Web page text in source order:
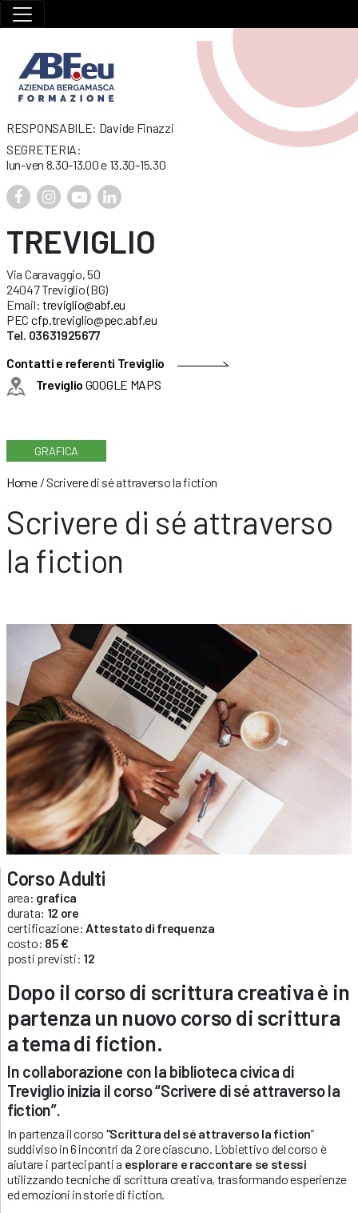
RESPONSABILE: Davide Finazzi
SEGRETERIA:
lun-ven 8.30-13.00 e 13.30-15.30
TREVIGLIO
Via Caravaggio, 50
24047 Treviglio (BG)
Email: treviglio@abf.eu
PEC cfp.treviglio@pec.abf.eu
Tel. 03631925677
Contatti e referenti Treviglio
Treviglio GOOGLE MAPS
GRAFICA
Home/ Scrivere di sé attraverso la fiction
Scrivere di sé attraverso
la fiction
Corso Adulti
area: grafica
durata: 12 ore
certificazione: Attestato di frequenza
costo: 85 €
posti previsti: 12
Dopo il corso di scrittura creativa è in
partenza un nuovo corso di scrittura
a tema di fiction.
In collaborazione con la biblioteca civica di
Treviglio inizia il corso “Scrivere di sé attraverso la
fiction”.
In partenza il corso “Scrittura del sé attraverso la fiction”
suddiviso in 6 incontri da 2 ore ciascuno. L’obiettivo del corso è
aiutare i partecipanti a esplorare e raccontare se stessi
utilizzando tecniche di scrittura creativa, trasformando esperienze
ed emozioni in storie di fiction.